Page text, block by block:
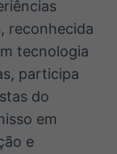
reconhecida
tecnologia
participa
do
em
e